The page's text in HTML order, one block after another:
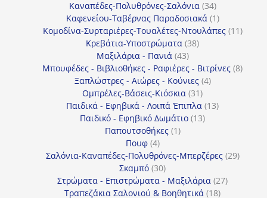
Καναπέδες-Πολυθρόνες-Σαλόνια 3434
προϊόντα
Καφενείου-Ταβέρνας Παραδοσιακά 11
προϊόν
Κομοδίνα-Συρταριέρες-Τουαλέτες-Ντουλάπες 1111
Κρεβάτια-Υποστρώματα 3838
Μαξιλάρια - Πανιά 4343
προϊόντα
Μπουφέδες - Βιβλιοθήκες - Ραφιέρες - Βιτρίνες 88
Ξαπλώστρες - Αιώρες - Κούνιες 44
Ομπρέλες-Βάσεις-Κιόσκια 3131
προϊόντα
Παιδικά - Εφηβικά - Λοιπά Έπιπλα 1313
Παιδικό - Εφηβικό Δωμάτιο 1313
Παπουτσοθήκες 11
Πουφ 44
προϊόντα
Σαλόνια-Καναπέδες-Πολυθρόνες-Μπερζέρες 2929
Σκαμπό 3030
προϊόντα
Στρώματα - Επιστρώματα - Μαξιλάρια 2727
Τραπεζάκια Σαλονιού & Βοηθητικά 1818